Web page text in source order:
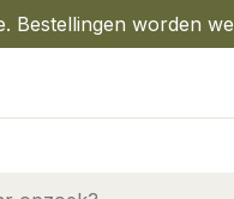
Bestellingen worden